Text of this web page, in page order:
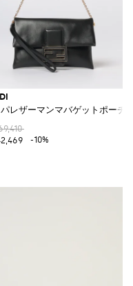
レザーマンマバゲットポーチ
-10%